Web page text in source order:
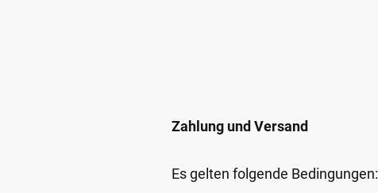
Zahlung und Versand
Es gelten folgende Bedingungen: